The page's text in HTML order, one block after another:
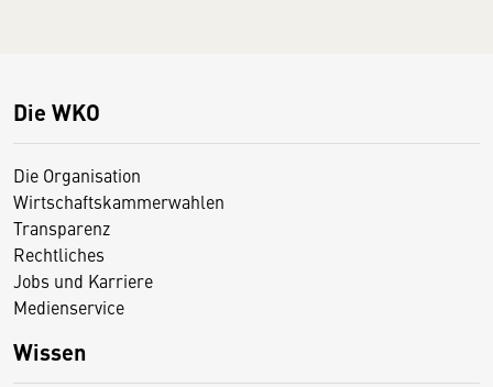
Die WKO
Die Organisation
Wirtschaftskammerwahlen
Transparenz
Rechtliches
Jobs und Karriere
Medienservice
Wissen